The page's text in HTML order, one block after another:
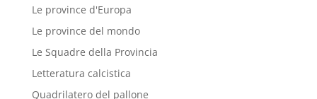
Le province d'Europa
Le province del mondo
Le Squadre della Provincia
Letteratura calcistica
Quadrilatero del pallone